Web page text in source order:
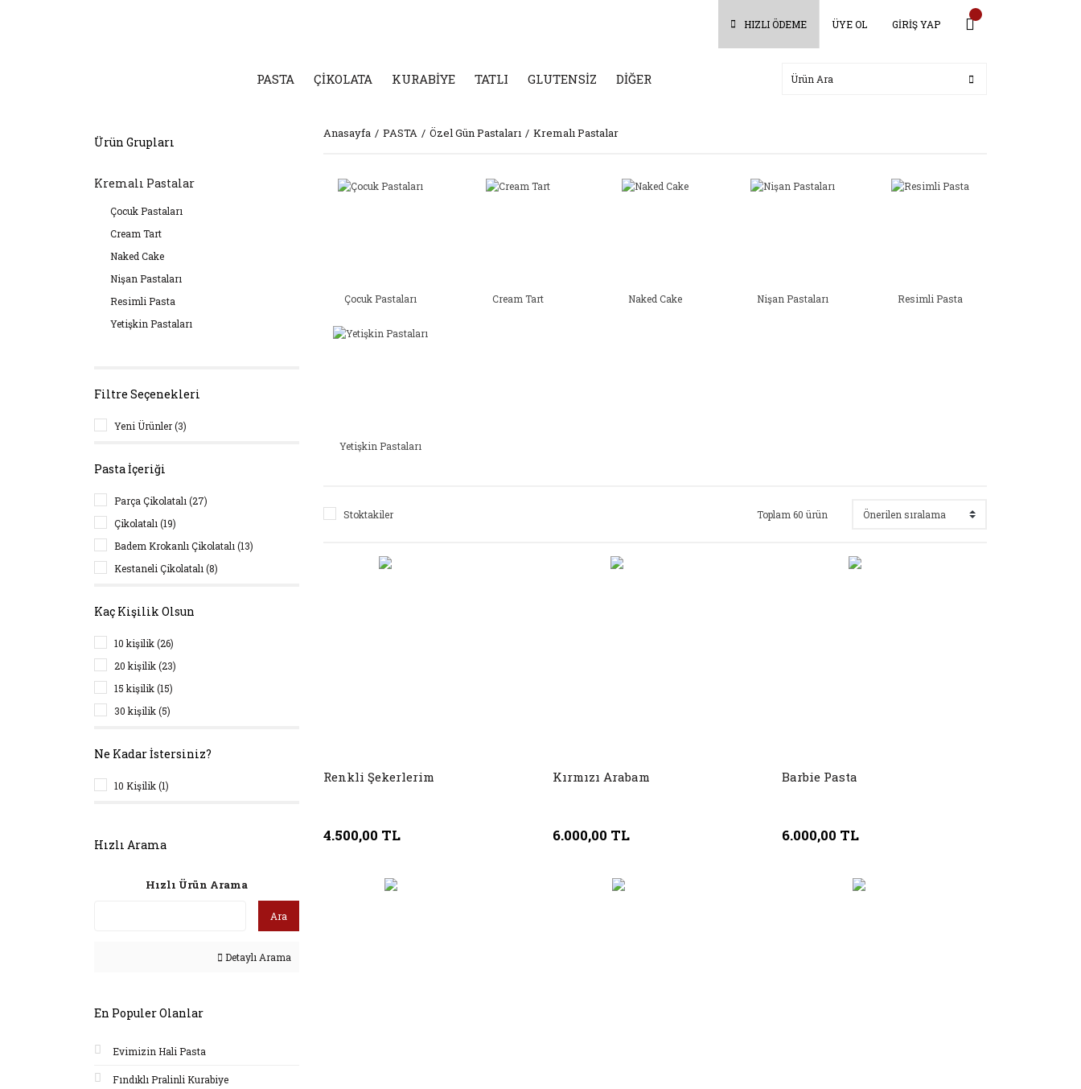
HIZLI ÖDEME ÜYE OL GİRİŞ YAP
PASTA ÇİKOLATA KURABİYE TATLI GLUTENSİZ DİĞER
Ürün Grupları
Kremalı Pastalar
Çocuk Pastaları
Cream Tart
Naked Cake
Nişan Pastaları
Resimli Pasta
Yetişkin Pastaları
Filtre Seçenekleri
Yeni Ürünler (3)
Pasta İçeriği
Parça Çikolatalı (27)
Çikolatalı (19)
Badem Krokanlı Çikolatalı (13)
Kestaneli Çikolatalı (8)
Kaç Kişilik Olsun
10 kişilik (26)
20 kişilik (23)
15 kişilik (15)
30 kişilik (5)
Ne Kadar İstersiniz?
10 Kişilik (1)
Hızlı Arama
Hızlı Ürün Arama
Ara
Detaylı Arama
En Populer Olanlar
Evimizin Hali Pasta
Fındıklı Pralinli Kurabiye
Anasayfa PASTA Özel Gün Pastaları Kremalı Pastalar
Çocuk Pastaları Cream Tart Naked Cake Nişan Pastaları Resimli Pasta
Yetişkin Pastaları
Stoktakiler Toplam 60 ürün
Renkli Şekerlerim
4.500,00 TL
Kırmızı Arabam
6.000,00 TL
Barbie Pasta
6.000,00 TL